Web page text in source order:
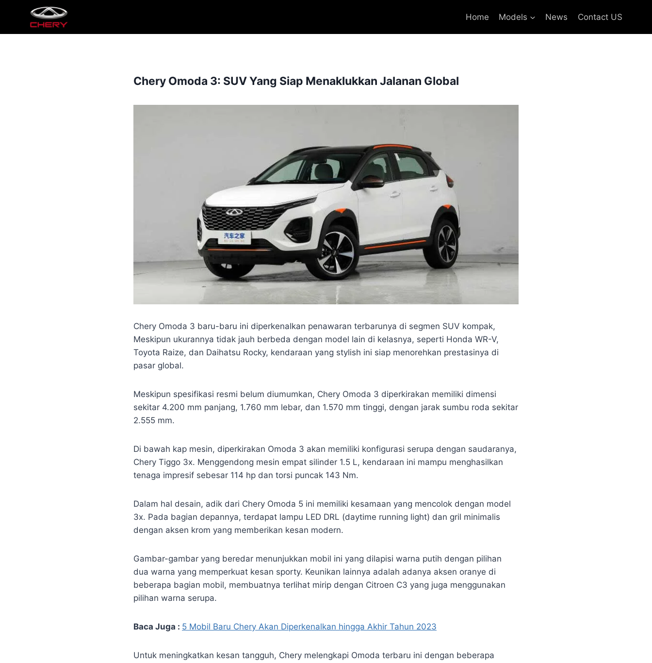
Home Models News Contact US
Chery Omoda 3: SUV Yang Siap Menaklukkan Jalanan Global
Chery Omoda 3 baru-baru ini diperkenalkan penawaran terbarunya di segmen SUV kompak,
Meskipun ukurannya tidak jauh berbeda dengan model lain di kelasnya, seperti Honda WR-V,
Toyota Raize, dan Daihatsu Rocky, kendaraan yang stylish ini siap menorehkan prestasinya di
pasar global.
Meskipun spesifikasi resmi belum diumumkan, Chery Omoda 3 diperkirakan memiliki dimensi
sekitar 4.200 mm panjang, 1.760 mm lebar, dan 1.570 mm tinggi, dengan jarak sumbu roda sekitar
2.555 mm.
Di bawah kap mesin, diperkirakan Omoda 3 akan memiliki konfigurasi serupa dengan saudaranya,
Chery Tiggo 3x. Menggendong mesin empat silinder 1.5 L, kendaraan ini mampu menghasilkan
tenaga impresif sebesar 114 hp dan torsi puncak 143 Nm.
Dalam hal desain, adik dari Chery Omoda 5 ini memiliki kesamaan yang mencolok dengan model
3x. Pada bagian depannya, terdapat lampu LED DRL (daytime running light) dan gril minimalis
dengan aksen krom yang memberikan kesan modern.
Gambar-gambar yang beredar menunjukkan mobil ini yang dilapisi warna putih dengan pilihan
dua warna yang memperkuat kesan sporty. Keunikan lainnya adalah adanya aksen oranye di
beberapa bagian mobil, membuatnya terlihat mirip dengan Citroen C3 yang juga menggunakan
pilihan warna serupa.
Baca Juga : 5 Mobil Baru Chery Akan Diperkenalkan hingga Akhir Tahun 2023
Untuk meningkatkan kesan tangguh, Chery melengkapi Omoda terbaru ini dengan beberapa